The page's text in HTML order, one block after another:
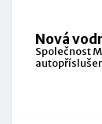
Nová
Společnost